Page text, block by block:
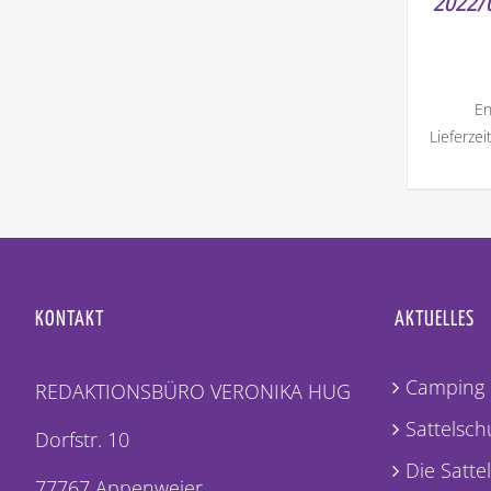
KONTAKT
REDAKTIONSBÜRO VERONIKA HUG
Dorfstr. 10
AKTUELLES
Die